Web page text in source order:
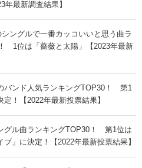
年最新調査結果】
シングルで一番カッコいいと思う曲ラ
1位は「薔薇と太陽」【2023年最新
バンド人気ランキングTOP30！ 第1
！【2022年最新投票結果】
グル曲ランキングTOP30！ 第1位は
ブ」に決定！【2022年最新投票結果】